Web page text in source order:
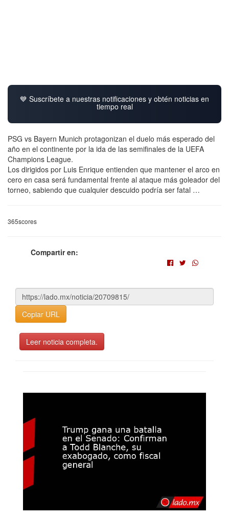
💙 Suscríbete a nuestras notificaciones y obtén noticias en
tiempo real
PSG vs Bayern Munich protagonizan el duelo más esperado del
año en el continente por la ida de las semifinales de la UEFA
Champions League.
Los dirigidos por Luis Enrique entienden que mantener el arco en
cero en casa será fundamental frente al ataque más goleador del
torneo, sabiendo que cualquier descuido podría ser fatal …
365scores
Compartir en:
Copiar URL
Leer noticia completa.